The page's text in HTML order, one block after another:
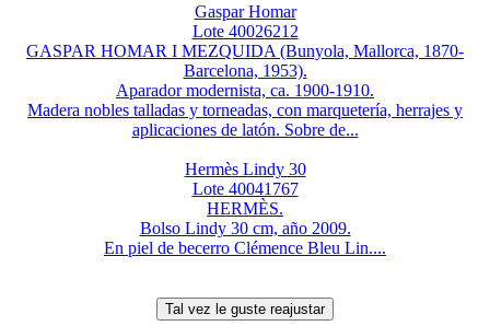
Gaspar Homar
Lote 40026212
GASPAR HOMAR I MEZQUIDA (Bunyola, Mallorca, 1870-
Barcelona, 1953).
Aparador modernista, ca. 1900-1910.
Madera nobles talladas y torneadas, con marquetería, herrajes y
aplicaciones de latón. Sobre de...
Hermès Lindy 30
Lote 40041767
HERMÈS.
Bolso Lindy 30 cm, año 2009.
En piel de becerro Clémence Bleu Lin....